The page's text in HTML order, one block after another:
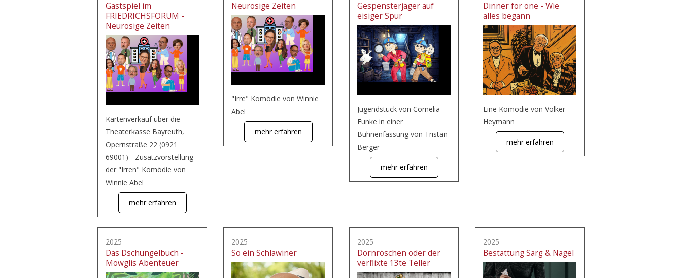
Gastspiel im
FRIEDRICHSFORUM -
Neurosige Zeiten
Kartenverkauf über die
Theaterkasse Bayreuth,
Opernstraße 22 (0921
69001) - Zusatzvorstellung
der "Irren" Komödie von
Winnie Abel
mehr erfahren
Neurosige Zeiten
"Irre" Komödie von Winnie
Abel
mehr erfahren
Gespensterjäger auf
eisiger Spur
Jugendstück von Cornelia
Funke in einer
Bühnenfassung von Tristan
Berger
mehr erfahren
Dinner for one - Wie
alles begann
Eine Komödie von Volker
Heymann
mehr erfahren
2025
Das Dschungelbuch -
Mowglis Abenteuer
2025
So ein Schlawiner
2025
Dornröschen oder der
verflixte 13te Teller
2025
Bestattung Sarg & Nagel